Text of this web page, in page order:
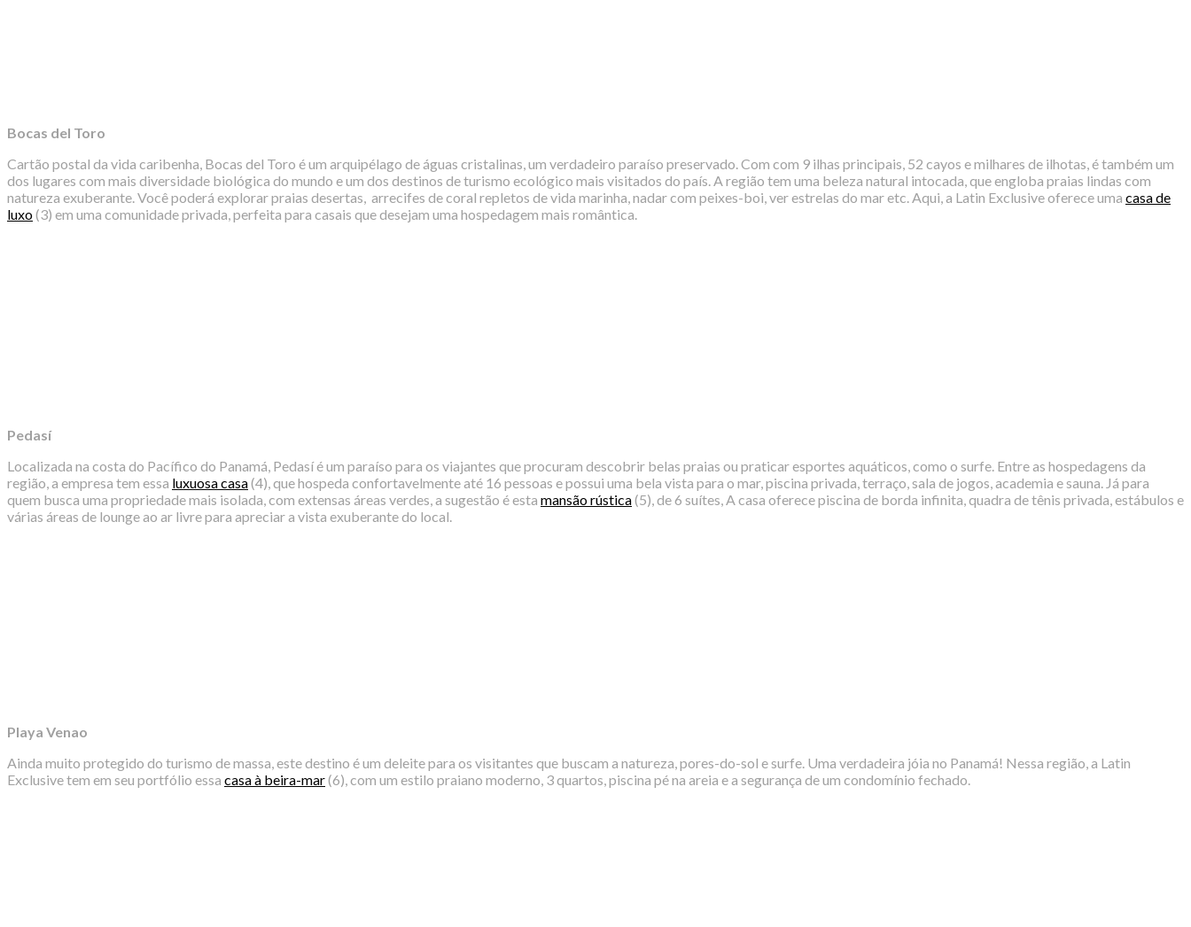
Bocas del Toro
Cartão postal da vida caribenha, Bocas del Toro é um arquipélago de águas cristalinas, um verdadeiro paraíso preservado. Com com 9 ilhas principais, 52 cayos e milhares de ilhotas, é também um
dos lugares com mais diversidade biológica do mundo e um dos destinos de turismo ecológico mais visitados do país. A região tem uma beleza natural intocada, que engloba praias lindas com
natureza exuberante. Você poderá explorar praias desertas, arrecifes de coral repletos de vida marinha, nadar com peixes-boi, ver estrelas do mar etc. Aqui, a Latin Exclusive oferece uma casa de
luxo(3) em uma comunidade privada, perfeita para casais que desejam uma hospedagem mais romântica.
Pedasí
Localizada na costa do Pacífico do Panamá, Pedasí é um paraíso para os viajantes que procuram descobrir belas praias ou praticar esportes aquáticos, como o surfe. Entre as hospedagens da
região, a empresa tem essa luxuosa casa(4), que hospeda confortavelmente até 16 pessoas e possui uma bela vista para o mar, piscina privada, terraço, sala de jogos, academia e sauna. Já para
quem busca uma propriedade mais isolada, com extensas áreas verdes, a sugestão é esta mansão rústica(5), de 6 suítes, A casa oferece piscina de borda infinita, quadra de tênis privada, estábulos e
várias áreas de lounge ao ar livre para apreciar a vista exuberante do local.
Playa Venao
Ainda muito protegido do turismo de massa, este destino é um deleite para os visitantes que buscam a natureza, pores-do-sol e surfe. Uma verdadeira jóia no Panamá! Nessa região, a Latin
Exclusive tem em seu portfólio essa casa à beira-mar(6), com um estilo praiano moderno, 3 quartos, piscina pé na areia e a segurança de um condomínio fechado.